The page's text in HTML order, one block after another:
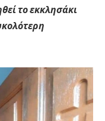
το εκκλησάκι